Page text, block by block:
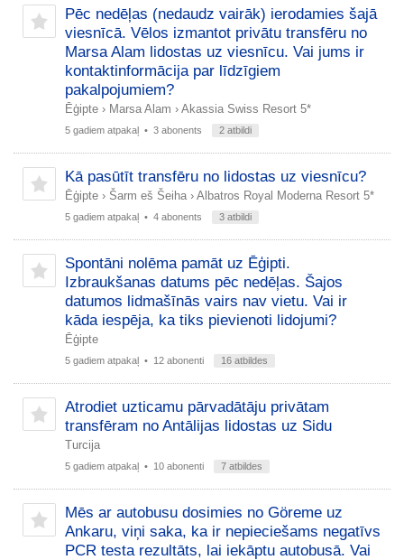
Pēc nedēļas (nedaudz vairāk) ierodamies šajā
viesnīcā. Vēlos izmantot privātu transfēru no
Marsa Alam lidostas uz viesnīcu. Vai jums ir
kontaktinformācija par līdzīgiem
pakalpojumiem?
Ēģipte › Marsa Alam › Akassia Swiss Resort 5*
5 gadiem atpakaļ • 3 abonents 2 atbildi
Kā pasūtīt transfēru no lidostas uz viesnīcu?
Ēģipte › Šarm eš Šeiha › Albatros Royal Moderna Resort 5*
5 gadiem atpakaļ • 4 abonents 3 atbildi
Spontāni nolēma pamāt uz Ēģipti.
Izbraukšanas datums pēc nedēļas. Šajos
datumos lidmašīnās vairs nav vietu. Vai ir
kāda iespēja, ka tiks pievienoti lidojumi?
Ēģipte
5 gadiem atpakaļ • 12 abonenti 16 atbildes
Atrodiet uzticamu pārvadātāju privātam
transfēram no Antālijas lidostas uz Sidu
Turcija
5 gadiem atpakaļ • 10 abonenti 7 atbildes
Mēs ar autobusu dosimies no Göreme uz
Ankaru, viņi saka, ka ir nepieciešams negatīvs
PCR testa rezultāts, lai iekāptu autobusā. Vai